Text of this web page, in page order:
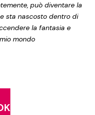
può diventare la
sta nascosto dentro di
la fantasia e
mondo